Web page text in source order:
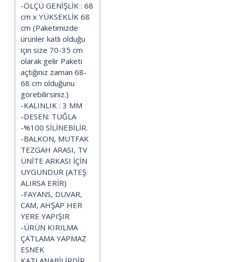
-ÖLÇÜ GENİŞLİK : 68
cm x YÜKSEKLİK 68
cm (Paketimizde
ürünler katlı olduğu
için size 70-35 cm
olarak gelir Paketi
açtığınız zaman 68-
68 cm olduğunu
görebilirsiniz.)
-KALINLIK : 3 MM
-DESEN: TUĞLA
-%100 SİLİNEBİLİR.
-BALKON, MUTFAK
TEZGAH ARASI, TV
ÜNİTE ARKASI İÇİN
UYGUNDUR (ATEŞ
ALIRSA ERİR)
-FAYANS, DUVAR,
CAM, AHŞAP HER
YERE YAPIŞIR
-ÜRÜN KIRILMA
ÇATLAMA YAPMAZ
ESNEK